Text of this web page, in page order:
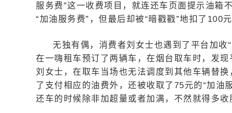
服务费”这一收费项目，就连还车页面提示油箱
“加油服务费”，但最后却被“暗戳戳”地扣了100元
无独有偶，消费者刘女士也遇到了平台加收
在一嗨租车预订了两辆车，在烟台取车时，发
刘女士，在取车当场也无法调度到其他车辆替
了支付相应的油费外，还被收取了75元的“加油
还车的时候除非加超量或者加满，不然就得多